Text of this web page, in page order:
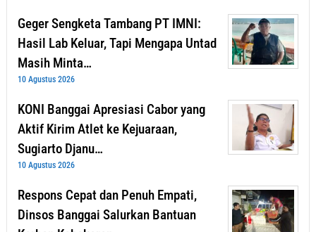
Geger Sengketa Tambang PT IMNI:
Hasil Lab Keluar, Tapi Mengapa Untad
Masih Minta…
10 Agustus 2026
KONI Banggai Apresiasi Cabor yang
Aktif Kirim Atlet ke Kejuaraan,
Sugiarto Djanu…
10 Agustus 2026
Respons Cepat dan Penuh Empati,
Dinsos Banggai Salurkan Bantuan